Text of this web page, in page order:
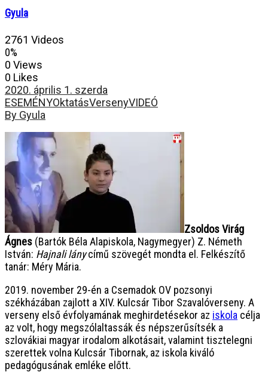
Gyula
2761 Videos
0%
0 Views
0 Likes
2020. április 1. szerda
ESEMÉNYOktatásVersenyVIDEÓ
By Gyula
Zsoldos Virág
Ágnes (Bartók Béla Alapiskola, Nagymegyer) Z. Németh
István: Hajnali lánycímű szövegét mondta el. Felkészítő
tanár: Méry Mária.
2019. november 29-én a Csemadok OV pozsonyi
székházában zajlott a XIV. Kulcsár Tibor Szavalóverseny. A
verseny első évfolyamának meghirdetésekor az iskola célja
az volt, hogy megszólaltassák és népszerűsítsék a
szlovákiai magyar irodalom alkotásait, valamint tisztelegni
szerettek volna Kulcsár Tibornak, az iskola kiváló
pedagógusának emléke előtt.